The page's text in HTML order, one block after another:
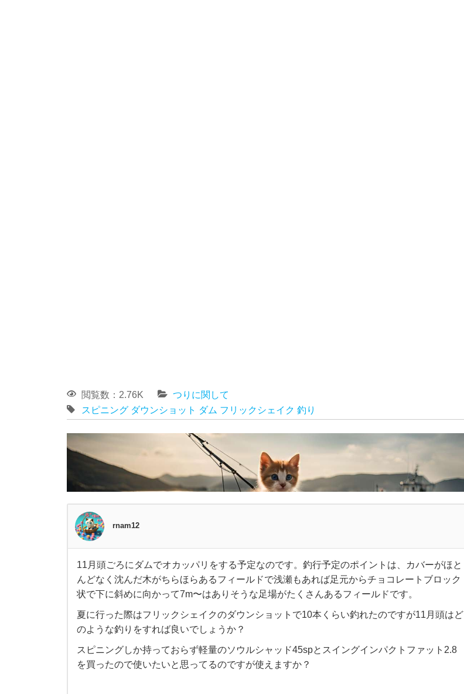
閲覧数：2.76K
つりに関して
スピニング ダウンショット ダム フリックシェイク 釣り
rnam12
1
1
月
頭
11月頭ごろにダムでオカッパリをする予定なのです。釣行予定のポイントは、カバーがほと
んどなく沈んだ木がちらほらあるフィールドで浅瀬もあれば足元からチョコレートブロック
状で下に斜めに向かって7m〜はありそうな足場がたくさんあるフィールドです。
夏に行った際はフリックシェイクのダウンショットで10本くらい釣れたのですが11月頭はど
のような釣りをすれば良いでしょうか？
スピニングしか持っておらず軽量のソウルシャッド45spとスイングインパクトファット2.8
を買ったので使いたいと思ってるのですが使えますか？